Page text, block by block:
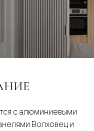
с алюминиевыми
Волховец и